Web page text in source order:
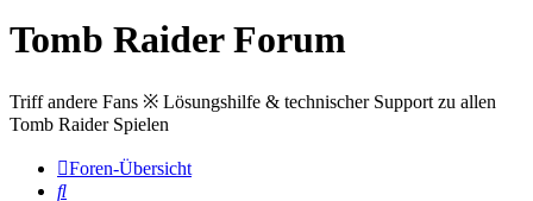
Tomb Raider Forum
Triff andere Fans ※ Lösungshilfe & technischer Support zu allen
Tomb Raider Spielen
Foren-Übersicht
Suche